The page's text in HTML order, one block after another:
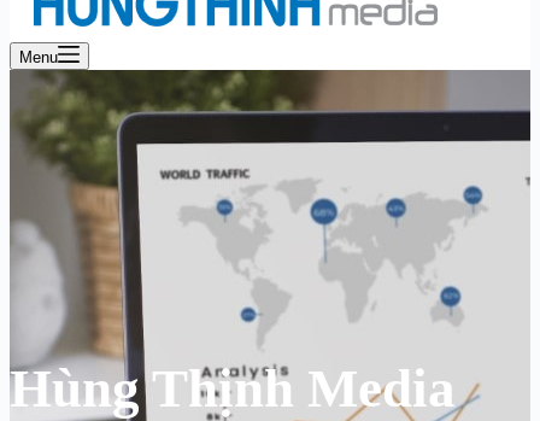
Menu
Hùng Thịnh Media